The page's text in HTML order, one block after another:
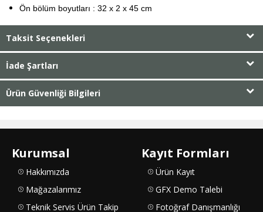
Ön bölüm boyutları : 32 x 2 x 45 cm
Taksit Seçenekleri
İade Şartları
Ürün Güvenliği Bilgileri
Kurumsal
Hakkımızda
Mağazalarımız
Teknik Servis Ürün Takip
Kayıt Formları
Ürün Kayıt
GFX Demo Talebi
Fotoğraf Danışmanlığı